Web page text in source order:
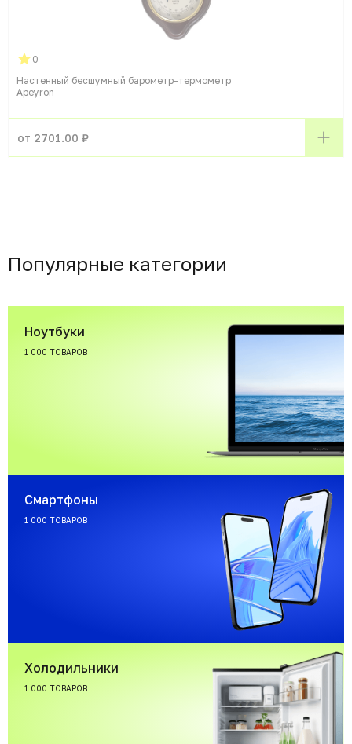
0
Настенный бесшумный барометр-термометр
Apeyron
от 2701.00 ₽
Популярные категории
Ноутбуки
1 000 ТОВАРОВ
Смартфоны
1 000 ТОВАРОВ
Холодильники
1 000 ТОВАРОВ